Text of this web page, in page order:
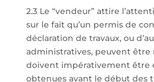
2.3 Le “vendeur” attire
sur le fait qu’un permis de
déclaration de travaux, ou
administratives, peuvent être
doivent impérativement être
obtenues avant le début des